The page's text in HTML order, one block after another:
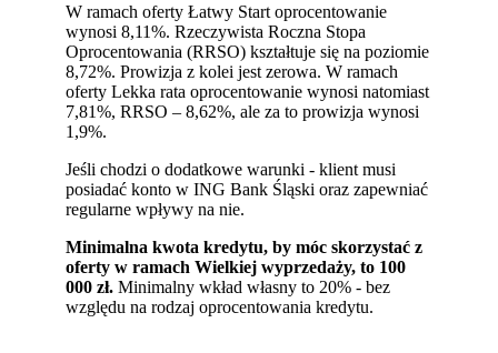
W ramach oferty Łatwy Start oprocentowanie
wynosi 8,11%. Rzeczywista Roczna Stopa
Oprocentowania (RRSO) kształtuje się na poziomie
8,72%. Prowizja z kolei jest zerowa. W ramach
oferty Lekka rata oprocentowanie wynosi natomiast
7,81%, RRSO – 8,62%, ale za to prowizja wynosi
1,9%.
Jeśli chodzi o dodatkowe warunki - klient musi
posiadać konto w ING Bank Śląski oraz zapewniać
regularne wpływy na nie.
Minimalna kwota kredytu, by móc skorzystać z
oferty w ramach Wielkiej wyprzedaży, to 100
000 zł. Minimalny wkład własny to 20% - bez
względu na rodzaj oprocentowania kredytu.